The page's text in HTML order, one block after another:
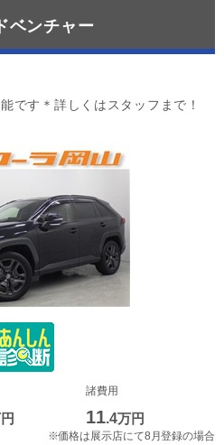
ベンチャー
です＊詳しくはスタッフまで！
諸費用
11.4万円
※価格は展示店にて8月登録の場合